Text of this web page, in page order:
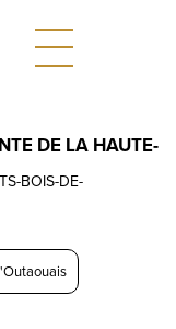
DE LA HAUTE-
BOIS-DE-